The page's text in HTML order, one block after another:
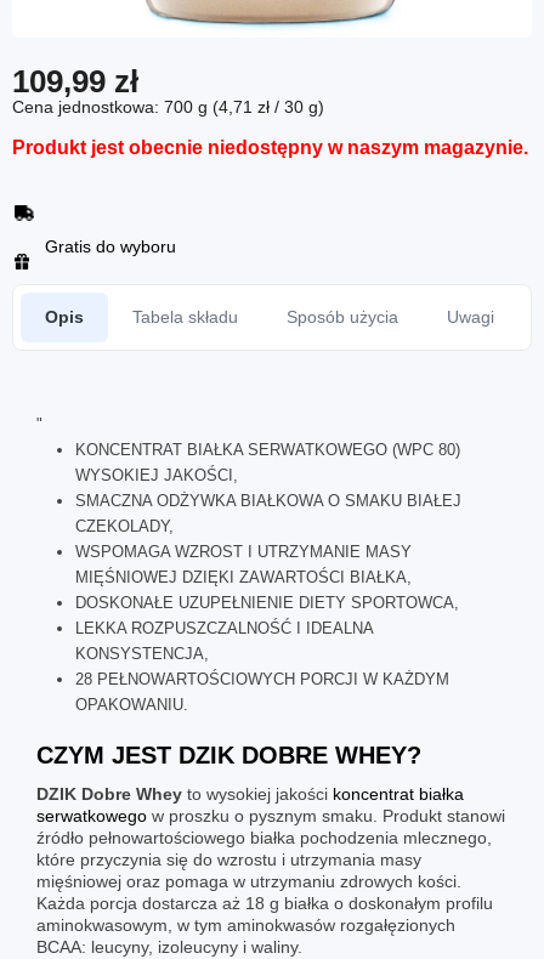
109,99 zł
Cena jednostkowa: 700 g (4,71 zł / 30 g)
Produkt jest obecnie niedostępny w naszym magazynie.
Gratis do wyboru
Opis Tabela składu Sposób użycia Uwagi
"
KONCENTRAT BIAŁKA SERWATKOWEGO (WPC 80)
WYSOKIEJ JAKOŚCI,
SMACZNA ODŻYWKA BIAŁKOWA O SMAKU BIAŁEJ
CZEKOLADY,
WSPOMAGA WZROST I UTRZYMANIE MASY
MIĘŚNIOWEJ DZIĘKI ZAWARTOŚCI BIAŁKA,
DOSKONAŁE UZUPEŁNIENIE DIETY SPORTOWCA,
LEKKA ROZPUSZCZALNOŚĆ I IDEALNA
KONSYSTENCJA,
28 PEŁNOWARTOŚCIOWYCH PORCJI W KAŻDYM
OPAKOWANIU.
CZYM JEST DZIK DOBRE WHEY?
DZIK Dobre Whey to wysokiej jakości koncentrat białka
serwatkowego w proszku o pysznym smaku. Produkt stanowi
źródło pełnowartościowego białka pochodzenia mlecznego,
które przyczynia się do wzrostu i utrzymania masy
mięśniowej oraz pomaga w utrzymaniu zdrowych kości.
Każda porcja dostarcza aż 18 g białka o doskonałym profilu
aminokwasowym, w tym aminokwasów rozgałęzionych
BCAA: leucyny, izoleucyny i waliny.